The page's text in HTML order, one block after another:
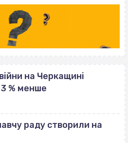
на Черкащині
% менше
раду створили на